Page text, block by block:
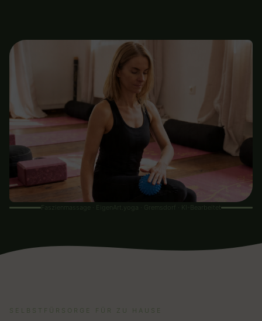
Faszienmassage · EigenArt.yoga · Gremsdorf · KI-Bearbeitet
SELBSTFÜRSORGE FÜR ZU HAUSE